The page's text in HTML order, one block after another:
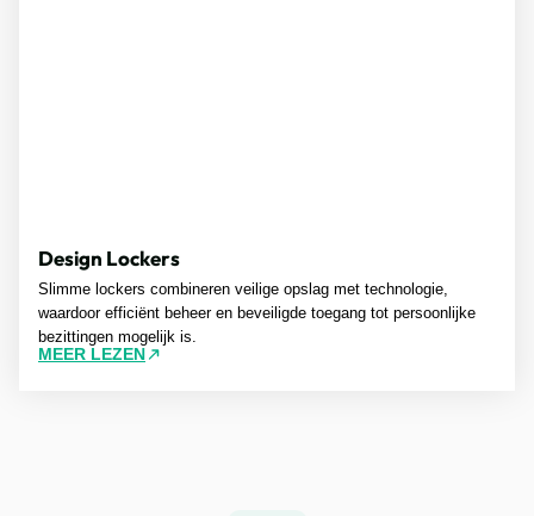
Design Lockers
Slimme lockers combineren veilige opslag met technologie,
waardoor efficiënt beheer en beveiligde toegang tot persoonlijke
bezittingen mogelijk is.
MEER LEZEN